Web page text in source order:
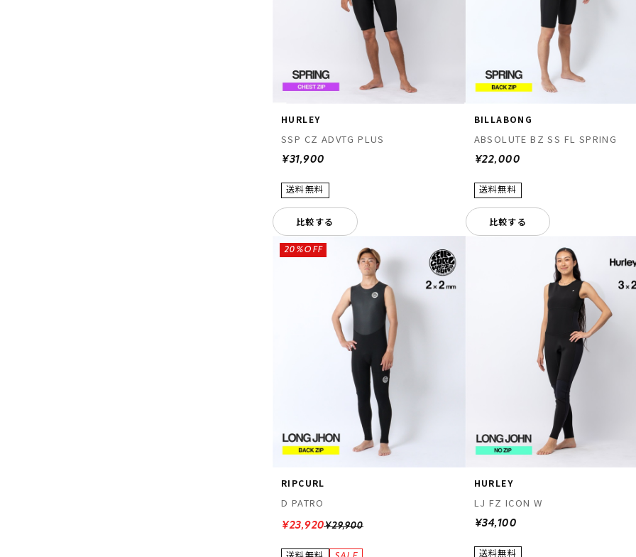
HURLEY
SSP CZ ADVTG PLUS
¥31,900
比較する
BILLABONG
ABSOLUTE BZ SS FL SPRING
¥22,000
比較する
RIPCURL
D PATRO
¥29,900
20%OFF
¥23,920
HURLEY
LJ FZ ICON W
¥34,100